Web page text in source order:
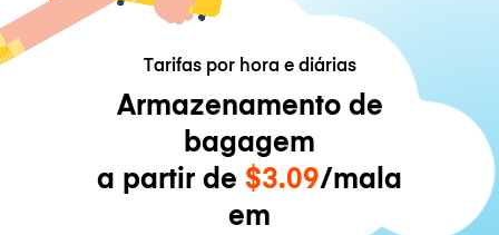
Tarifas por hora e diárias
Armazenamento de
bagagem
a partir de $3.09/mala
em